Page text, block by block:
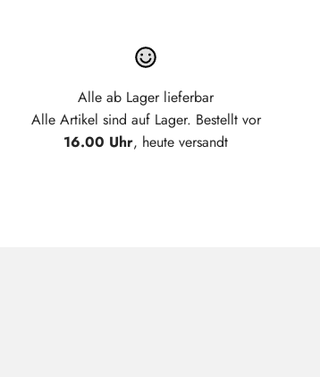
Alle ab Lager lieferbar
Alle Artikel sind auf Lager. Bestellt vor
16.00 Uhr, heute versandt